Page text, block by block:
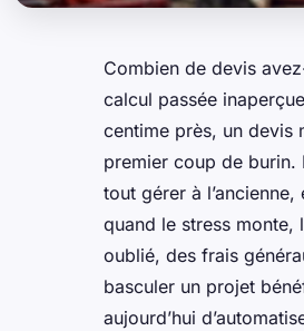
Combien de devis
calcul passée
centime près, un devis
premier coup de burin.
tout gérer à
quand le stress monte,
oublié, des frais
basculer un projet
aujourd’hui